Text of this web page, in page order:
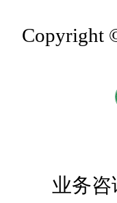
Copyright
业务咨